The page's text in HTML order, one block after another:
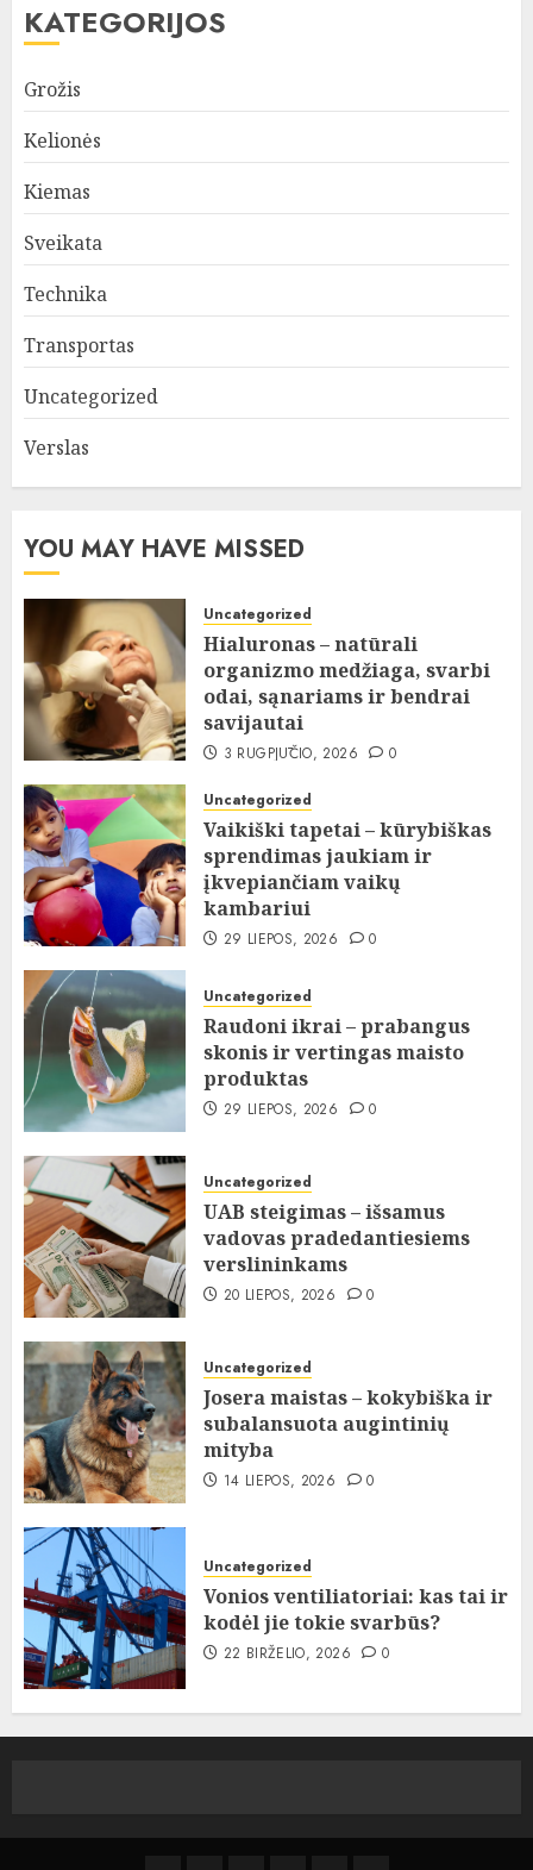
KATEGORIJOS
Grožis
Kelionės
Kiemas
Sveikata
Technika
Transportas
Uncategorized
Verslas
YOU MAY HAVE MISSED
Uncategorized
Hialuronas – natūrali
organizmo medžiaga, svarbi
odai, sąnariams ir bendrai
savijautai
3 RUGPJŪČIO, 2026 0
Uncategorized
Vaikiški tapetai – kūrybiškas
sprendimas jaukiam ir
įkvepiančiam vaikų
kambariui
29 LIEPOS, 2026 0
Uncategorized
Raudoni ikrai – prabangus
skonis ir vertingas maisto
produktas
29 LIEPOS, 2026 0
Uncategorized
UAB steigimas – išsamus
vadovas pradedantiesiems
verslininkams
20 LIEPOS, 2026 0
Uncategorized
Josera maistas – kokybiška ir
subalansuota augintinių
mityba
14 LIEPOS, 2026 0
Uncategorized
Vonios ventiliatoriai: kas tai ir
kodėl jie tokie svarbūs?
22 BIRŽELIO, 2026 0